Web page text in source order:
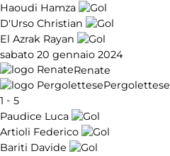
Haoudi Hamza
D'Urso Christian
El Azrak Rayan
sabato 20 gennaio 2024
Renate
Pergolettese
1 - 5
Paudice Luca
Artioli Federico
Bariti Davide